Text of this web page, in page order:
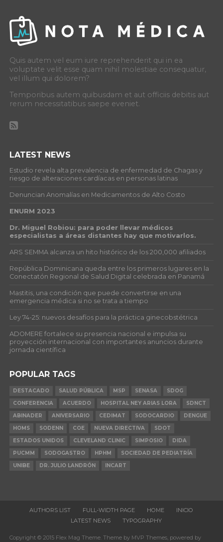
Quis autem vel eum iure reprehenderit qui in ea
voluptate velit esse quam nihil molestiae consequatur,
vel illum qui dolorem?
Temporibus autem quibusdam et aut officiis debitis aut
rerum necessitatibus saepe eveniet.
LATEST NEWS
Estudio revela alta prevalencia de enfermedad de Chagas y
riesgo de alteraciones cardíacas en personas latinas
Denuncian Anomalías en Medicamentos de Alto Costo
ENURM 2023
Dr. Miguel Robiou: para poder llevar médicos
especialistas a áreas distantes hay que motivarlos.
ARS SEMMA alcanza un hito histórico de los 200,000 afiliados
República Dominicana queda entre los primeros lugares en la
Conectatón Regional de Salud Digital celebrada en Panamá
Mastitis, una condición que puede convertirse en una
emergencia médica si no se trata a tiempo
Ley 74-25: nuevos desafíos para la práctica ginecobstétrica
ADOMERE fortalece su presencia nacional e impulsa su
proyección internacional con importantes anuncios durante
jornada científica
POPULAR TAGS
DESTACADO SALUD PÚBLICA MSP SENASA
SDOG
CONFERENCIA
ACUERDO HOSPITAL NEY ARIAS LORA
SDNCT
ABINADER
ANIVERSARIO CEDIMAT SODOCARDIO
DENGUE
HOMS
SODENN COE NUEVA DIRECTIVA
SDOT
ESTADOS UNIDOS
CLEVELAND CLINIC SIMPOSIO
DIDA
PUCMM
SODOGASTRO HPHM
SOCIEDAD DE PEDIATRÍA
UNIBE
DR. JULIO LANDRÓN INCART
AUTHORS LIST FULL-WIDTH PAGE HOME
INICIO
LATEST NEWS
TYPOGRAPHY
Copyright © 2015 Flex Mag Theme. Theme by MVP Themes, powered by